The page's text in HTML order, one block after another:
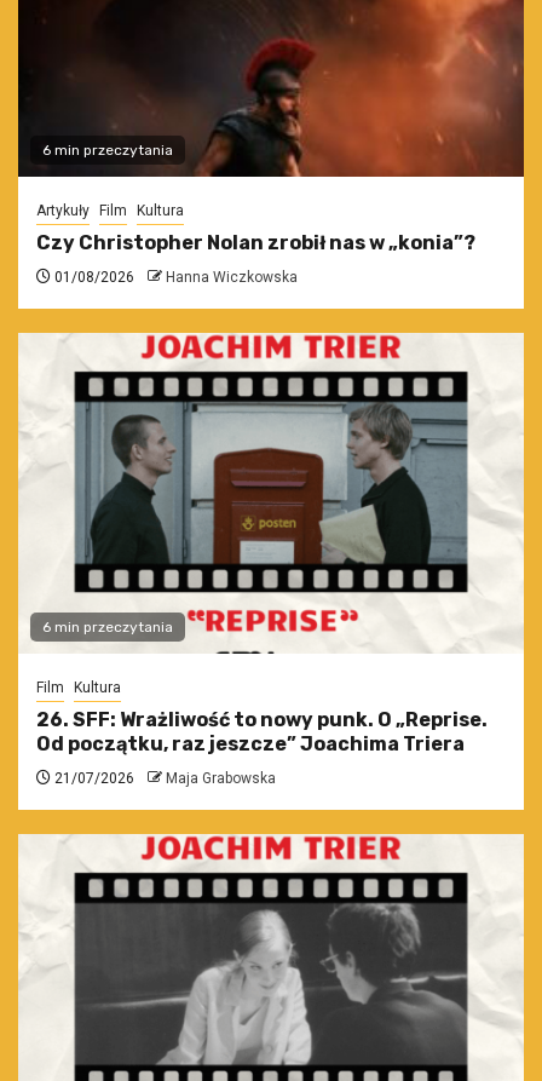
6 min przeczytania
Artykuły Film Kultura
Czy Christopher Nolan zrobił nas w „konia”?
01/08/2026 Hanna Wiczkowska
6 min przeczytania
Film Kultura
26. SFF: Wrażliwość to nowy punk. O „Reprise.
Od początku, raz jeszcze” Joachima Triera
21/07/2026 Maja Grabowska